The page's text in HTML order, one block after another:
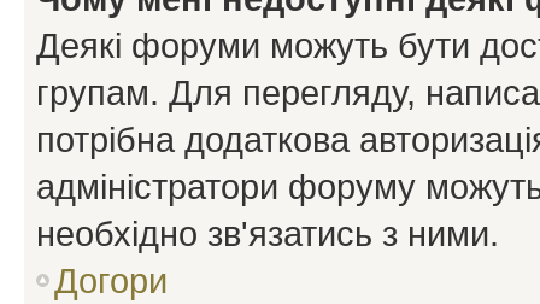
Деякі форуми можуть бути
групам. Для перегляду,
потрібна додаткова
адміністратори форуму
необхідно зв'язатись з ними.
Догори